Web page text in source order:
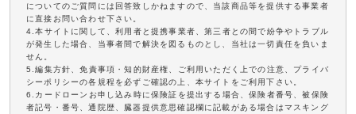
についてのご質問には回答致しかねますので、当該商品等を提供する事業者
に直接お問い合わせ下さい。
4.本サイトに関して、利用者と提携事業者、第三者との間で紛争やトラブル
が発生した場合、当事者間で解決を図るものとし、当社は一切責任を負いま
せん。
5.編集方針、免責事項・知的財産権、ご利用いただく上での注意、プライバ
シーポリシーの各規程を必ずご確認の上、本サイトをご利用下さい。
6.カードローンお申し込み時に保険証を提出する場合、保険者番号、被保険
者記号・番号、通院歴、臓器提供意思確認欄に記載がある場合はマスキング